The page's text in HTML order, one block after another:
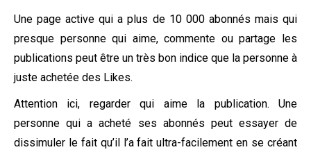
Une page active qui a plus de 10 000 abonnés mais qui
presque personne qui aime, commente ou partage les
publications peut être un très bon indice que la personne à
juste achetée des Likes.
Attention ici, regarder qui aime la publication. Une
personne qui a acheté ses abonnés peut essayer de
dissimuler le fait qu’il l’a fait ultra-facilement en se créant